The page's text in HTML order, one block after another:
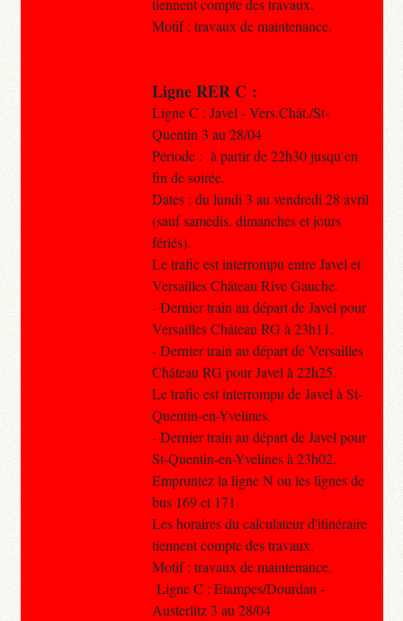
tiennent compte des travaux.
Motif : travaux de maintenance.
Ligne RER C :
Ligne C : Javel - Vers.Chât./St-
Quentin 3 au 28/04
Période : à partir de 22h30 jusqu’en
fin de soirée.
Dates : du lundi 3 au vendredi 28 avril
(sauf samedis, dimanches et jours
fériés).
Le trafic est interrompu entre Javel et
Versailles Château Rive Gauche.
- Dernier train au départ de Javel pour
Versailles Château RG à 23h11.
- Dernier train au départ de Versailles
Château RG pour Javel à 22h25.
Le trafic est interrompu de Javel à St-
Quentin-en-Yvelines.
- Dernier train au départ de Javel pour
St-Quentin-en-Yvelines à 23h02.
Empruntez la ligne N ou les lignes de
bus 169 et 171.
Les horaires du calculateur d'itinéraire
tiennent compte des travaux.
Motif : travaux de maintenance.
Ligne C : Etampes/Dourdan -
Austerlitz 3 au 28/04